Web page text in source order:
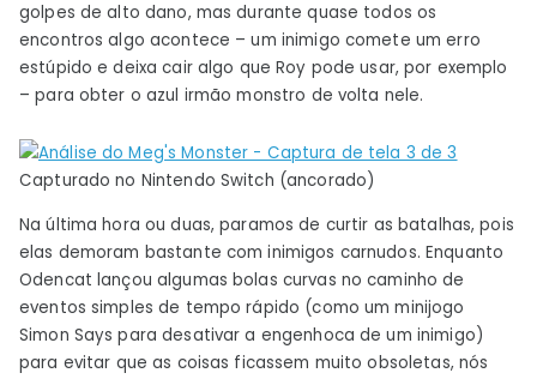
golpes de alto dano, mas durante quase todos os
encontros algo acontece – um inimigo comete um erro
estúpido e deixa cair algo que Roy pode usar, por exemplo
– para obter o azul irmão monstro de volta nele.
Capturado no Nintendo Switch (ancorado)
Na última hora ou duas, paramos de curtir as batalhas, pois
elas demoram bastante com inimigos carnudos. Enquanto
Odencat lançou algumas bolas curvas no caminho de
eventos simples de tempo rápido (como um minijogo
Simon Says para desativar a engenhoca de um inimigo)
para evitar que as coisas ficassem muito obsoletas, nós